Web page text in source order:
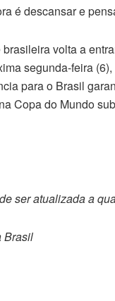
é descansar e
volta a
segunda-feira
para o Brasil
Copa do Mundo
ser atualizada a
Brasil